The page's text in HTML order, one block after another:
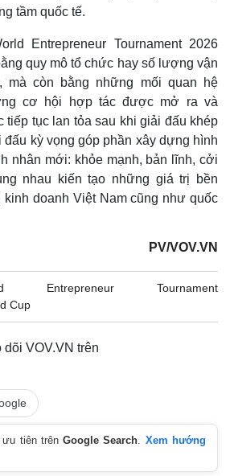
tầm quốc tế.
Entrepreneur Tournament 2026
quy mô tổ chức hay số lượng vận
mà còn bằng những mối quan hệ
cơ hội hợp tác được mở ra và
tiếp tục lan tỏa sau khi giải đấu khép
kỳ vọng góp phần xây dựng hình
nhân mới: khỏe mạnh, bản lĩnh, cởi
nhau kiến tạo những giá trị bền
doanh Việt Nam cũng như quốc
PV/VOV.VN
Entrepreneur Tournament
Cup
VOV.VN trên
ưu tiên trênGoogle Search
Xem hướng